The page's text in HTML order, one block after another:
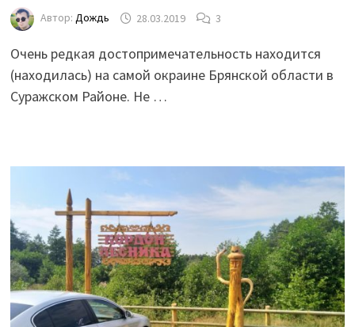
Автор: Дождь 28.03.2019 3
Очень редкая достопримечательность находится
(находилась) на самой окраине Брянской области в
Суражском Районе. Не …